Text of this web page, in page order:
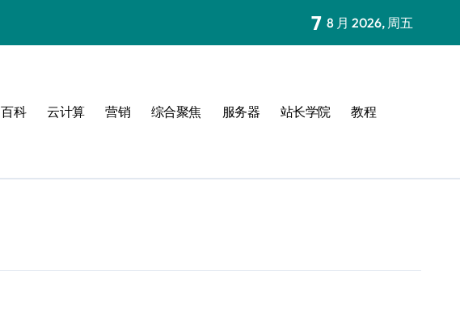
7 8 月 2026, 周五
百科 云计算 营销 综合聚焦 服务器 站长学院 教程